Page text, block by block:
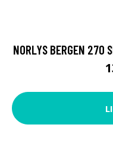
NORLYS BERGEN 270